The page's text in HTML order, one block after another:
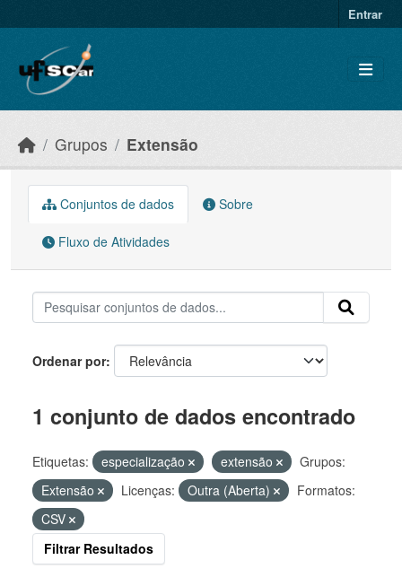
Entrar
Grupos Extensão
Conjuntos de dados Sobre
Fluxo de Atividades
Ordenar por
1 conjunto de dados encontrado
Etiquetas: especialização extensão
Grupos:
Extensão
Licenças: Outra (Aberta)
Formatos:
CSV
Filtrar Resultados